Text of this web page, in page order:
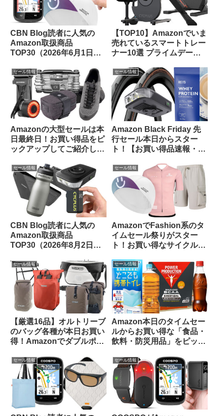
CBN Blog読者に人気の
Amazon取扱商品
TOP30（2026年6月1日
【TOP10】Amazonでいま
売れているスマートトレー
ナー10選 プライムデーセ
セール情報
Amazonの大型セールは本
日最終日！お買い得品をピ
ックアップしてご紹介しま
セール情報
Amazon Black Friday 先
行セール本日からスター
ト！【お買い得品速報・
セール情報
CBN Blog読者に人気の
Amazon取扱商品
TOP30（2026年8月2日
セール情報
AmazonでFashion系のタ
イムセール祭りがスター
ト！お買い得なサイクルウ
ました
セール情報
【厳選16品】オルトリーブ
のバッグ各種が本日お買い
得！Amazonでダブルポイ
をピックアップしてご紹介
セール情報
Amazon本日のタイムセー
ルからお買い得な「食品・
飲料・防災用品」をピック
セール情報 セール情報